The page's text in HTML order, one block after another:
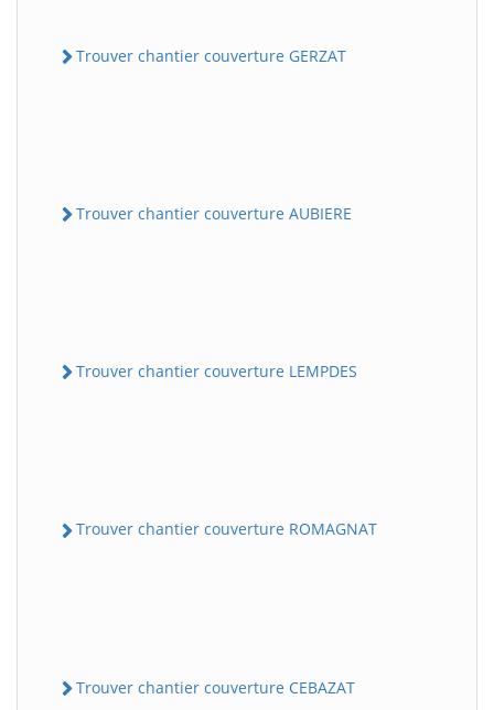
Trouver chantier couverture GERZAT
Trouver chantier couverture AUBIERE
Trouver chantier couverture LEMPDES
Trouver chantier couverture ROMAGNAT
Trouver chantier couverture CEBAZAT